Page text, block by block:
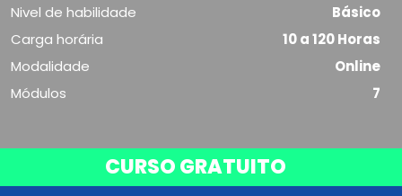
Nivel de habilidade
Básico
Carga horária
10 a 120 Horas
Modalidade
Online
Módulos
7
CURSO GRATUITO